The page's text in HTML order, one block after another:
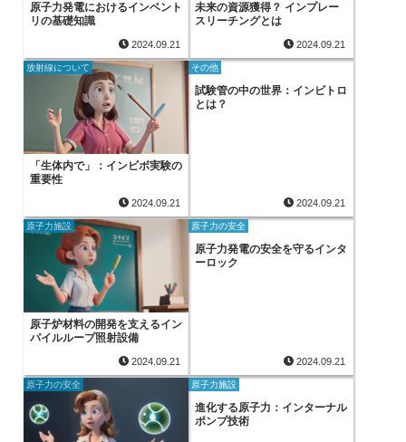
原子力発電におけるインベント
リの基礎知識
2024.09.21
未来の資源獲得？ インプレー
スリーチングとは
2024.09.21
放射線について
「生体内で」：インビボ実験の
重要性
2024.09.21
その他
試験管の中の世界：インビトロ
とは？
2024.09.21
原子力施設
原子炉材料の開発を支えるイン
パイルループ照射設備
2024.09.21
原子力の安全
原子力発電の安全を守るインタ
ーロック
2024.09.21
原子力の安全 原子力施設
進化する原子力：インターナル
ポンプ技術